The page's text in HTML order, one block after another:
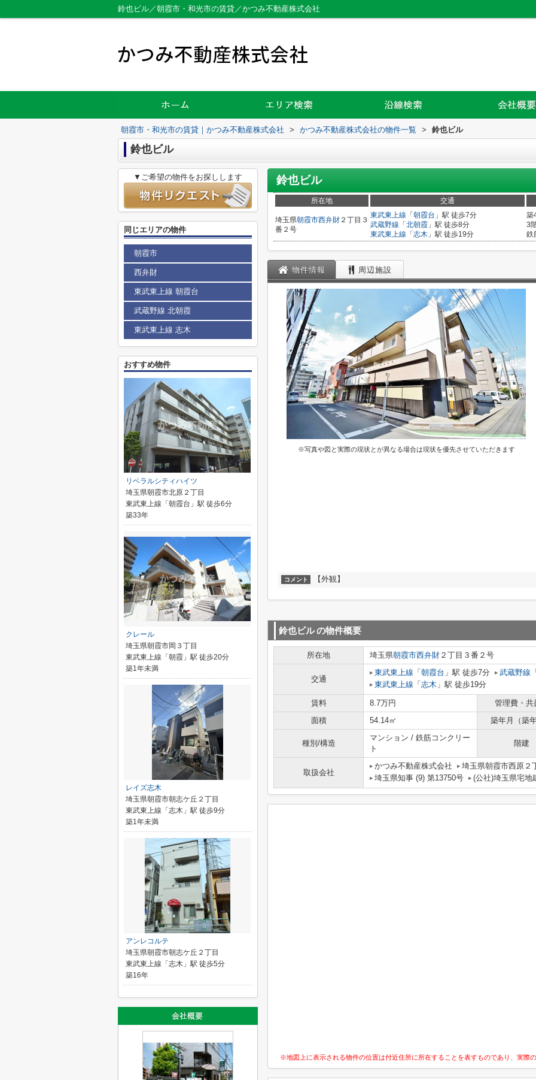
鈴也ビル／朝霞市・和光市の賃貸／かつみ不動産株式会社
朝霞市・和光市の賃貸｜かつみ不動産株式会社 > かつみ不動産株式会社の物件一覧 > 鈴也ビル
鈴也ビル
鈴也ビル
所在地 交通
埼玉県朝霞市西弁財 ２丁目３
番２号
東武東上線 「 朝霞台 」駅 徒歩7分
武蔵野線 「 北朝霞 」駅 徒歩8分
東武東上線 「 志木 」駅 徒歩19分
築
3
鉄
物件情報 周辺施設
※写真や図と実際の現状とが異なる場合は現状を優先させていただきます
コメント 【外観】
鈴也ビルの物件概要
所在地 埼玉県朝霞市西弁財 ２丁目３番２号
交通
東武東上線 「 朝霞台 」駅 徒歩7分 武蔵野線
東武東上線 「 志木 」駅 徒歩19分
賃料 8.7万円
管理費・共
面積
54.14㎡ 築年月（築
種別/構造
マンション / 鉄筋コンクリー
ト
階建
取扱会社
かつみ不動産株式会社
埼玉県朝霞市西原２
埼玉県知事 (9) 第13750号
(公社)埼玉県宅地
※地図上に表示される物件の位置は付近住所に所在することを表すものであり、実際
▼ご希望の物件をお探しします
同じエリアの物件
朝霞市
西弁財
東武東上線 朝霞台
武蔵野線 北朝霞
東武東上線 志木
おすすめ物件
リベラルシティハイツ
埼玉県朝霞市北原２丁目
東武東上線「朝霞台」駅 徒歩6分
築33年
クレール
埼玉県朝霞市岡３丁目
東武東上線「朝霞」駅 徒歩20分
築1年未満
レイズ志木
埼玉県朝霞市朝志ケ丘２丁目
東武東上線「志木」駅 徒歩9分
築1年未満
アンレコルテ
埼玉県朝霞市朝志ケ丘２丁目
東武東上線「志木」駅 徒歩5分
築16年